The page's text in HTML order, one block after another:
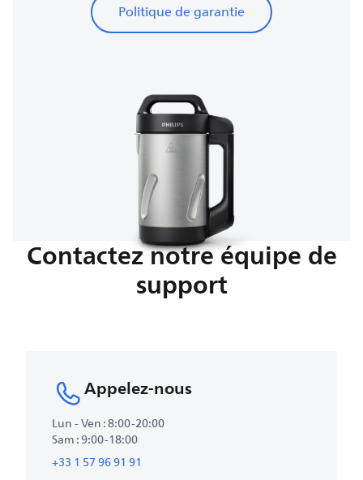
Politique de garantie
Contactez notre équipe de
support
Appelez-nous
Lun - Ven : 8:00-20:00
Sam : 9:00-18:00
+33 1 57 96 91 91